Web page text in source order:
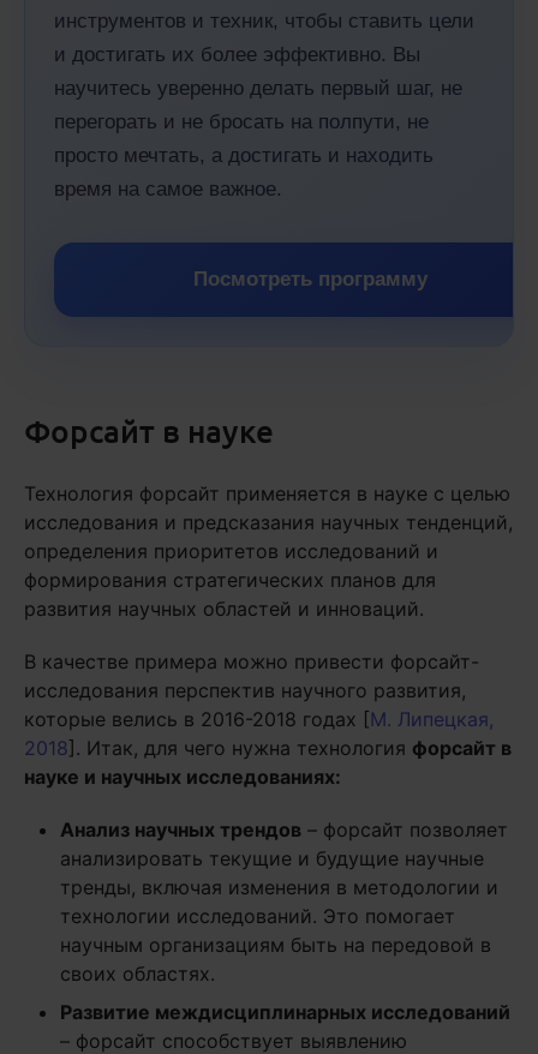
инструментов и техник, чтобы ставить цели
и достигать их более эффективно. Вы
научитесь уверенно делать первый шаг, не
перегорать и не бросать на полпути, не
просто мечтать, а достигать и находить
время на самое важное.
Посмотреть программу
Форсайт в науке
Технология форсайт применяется в науке с целью
исследования и предсказания научных тенденций,
определения приоритетов исследований и
формирования стратегических планов для
развития научных областей и инноваций.
В качестве примера можно привести форсайт-
исследования перспектив научного развития,
которые велись в 2016-2018 годах [М. Липецкая,
2018]. Итак, для чего нужна технология форсайт в
науке и научных исследованиях:
Анализ научных трендов – форсайт позволяет
анализировать текущие и будущие научные
тренды, включая изменения в методологии и
технологии исследований. Это помогает
научным организациям быть на передовой в
своих областях.
Развитие междисциплинарных исследований
– форсайт способствует выявлению